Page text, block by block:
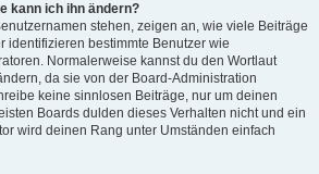
kann ich ihn ändern?
stehen, zeigen an, wie viele Beiträge
identifizieren bestimmte Benutzer wie
Normalerweise kannst du den Wortlaut
da sie von der Board-Administration
keine sinnlosen Beiträge, nur um deinen
Boards dulden dieses Verhalten nicht und ein
wird deinen Rang unter Umständen einfach